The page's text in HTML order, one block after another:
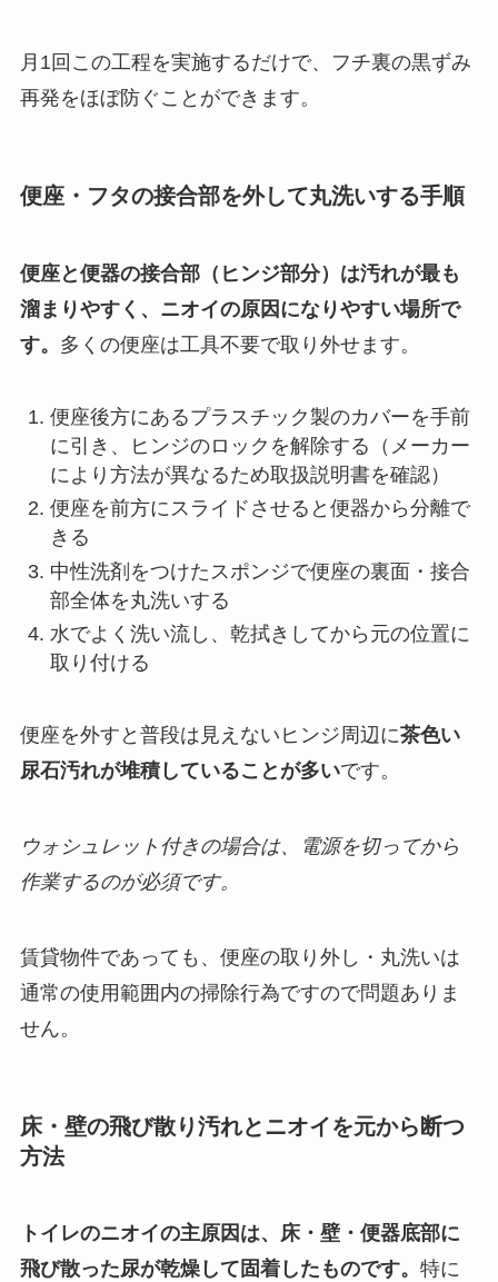
月1回この工程を実施するだけで、フチ裏の黒ずみ
再発をほぼ防ぐことができます。
便座・フタの接合部を外して丸洗いする手順
便座と便器の接合部（ヒンジ部分）は汚れが最も
溜まりやすく、ニオイの原因になりやすい場所で
す。 多くの便座は工具不要で取り外せます。
便座後方にあるプラスチック製のカバーを手前
に引き、ヒンジのロックを解除する（メーカー
により方法が異なるため取扱説明書を確認）
便座を前方にスライドさせると便器から分離で
きる
中性洗剤をつけたスポンジで便座の裏面・接合
部全体を丸洗いする
水でよく洗い流し、乾拭きしてから元の位置に
取り付ける
便座を外すと普段は見えないヒンジ周辺に茶色い
尿石汚れが堆積していることが多いです。
ウォシュレット付きの場合は、電源を切ってから
作業するのが必須です。
賃貸物件であっても、便座の取り外し・丸洗いは
通常の使用範囲内の掃除行為ですので問題ありま
せん。
床・壁の飛び散り汚れとニオイを元から断つ
方法
トイレのニオイの主原因は、床・壁・便器底部に
飛び散った尿が乾燥して固着したものです。 特に